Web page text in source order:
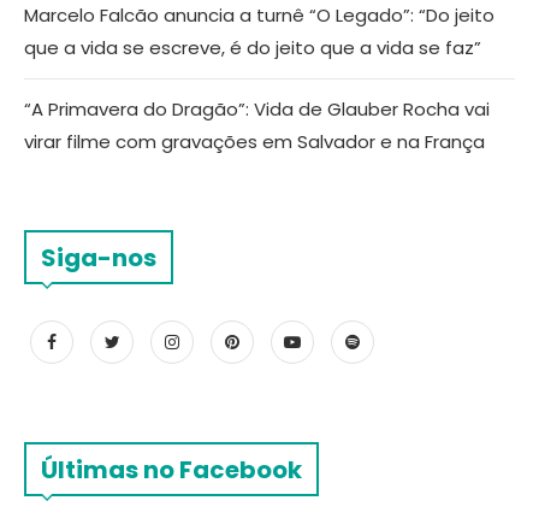
Marcelo Falcão anuncia a turnê “O Legado”: “Do jeito
que a vida se escreve, é do jeito que a vida se faz”
“A Primavera do Dragão”: Vida de Glauber Rocha vai
virar filme com gravações em Salvador e na França
Siga-nos
Últimas no Facebook